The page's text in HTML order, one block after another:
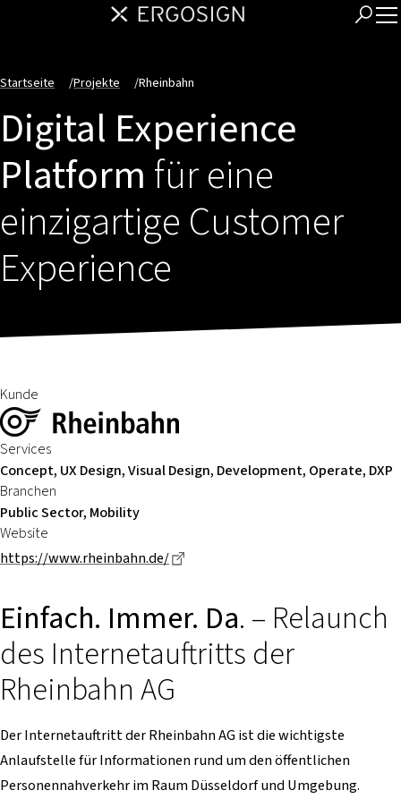
Startseite /Projekte /Rheinbahn
Digital Experience
Platform für eine
einzigartige Customer
Experience
Kunde
Services
Concept, UX Design, Visual Design, Development, Operate, DXP
Branchen
Public Sector, Mobility
Website
https://www.rheinbahn.de/
Einfach. Immer. Da. – Relaunch
des Internetauftritts der
Rheinbahn AG
Der Internetauftritt der Rheinbahn AG ist die wichtigste
Anlaufstelle für Informationen rund um den öffentlichen
Personennahverkehr im Raum Düsseldorf und Umgebung.